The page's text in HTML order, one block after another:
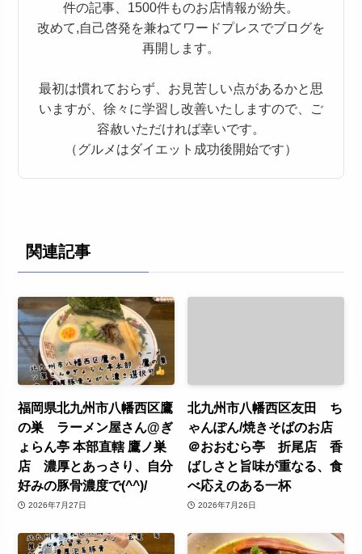
件の記事、1500件ものお店情報が紛失。
改めて,自己啓発を兼ねてワードプレスでブログを
再開します。
最初は慣れておらず、お見苦しい点があるかと思
いますが、徐々に学習し改善いたしますので、ご
容赦いただければ幸いです。
（グルメはダイエット成功後開始です）
関連記事
福岡県北九州市八幡西区鷹
の巣 ラーメン屋さん@ぎ
ょらん亭 本部直轄 鷹ノ巣
店 濃厚とあっさり、自分
好みの豚骨濃度で(^^)/
2026年7月27日
北九州市八幡西区友田 ち
ゃんぽん/焼きそばのお店
＠おおむら亭 折尾店 香
ばしさと旨味が重なる、食
べ応えのある一杯
2026年7月26日